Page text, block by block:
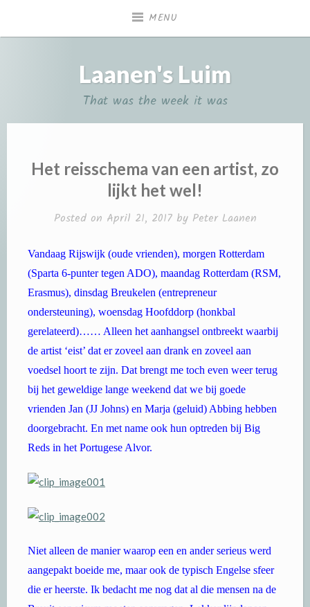
MENU
Laanen's Luim
That was the week it was
Het reisschema van een artist, zo
lijkt het wel!
Posted on April 21, 2017by Peter Laanen
Vandaag Rijswijk (oude vrienden), morgen Rotterdam
(Sparta 6-punter tegen ADO), maandag Rotterdam (RSM,
Erasmus), dinsdag Breukelen (entrepreneur
ondersteuning), woensdag Hoofddorp (honkbal
gerelateerd)…… Alleen het aanhangsel ontbreekt waarbij
de artist ‘eist’ dat er zoveel aan drank en zoveel aan
voedsel hoort te zijn. Dat brengt me toch even weer terug
bij het geweldige lange weekend dat we bij goede
vrienden Jan (JJ Johns) en Marja (geluid) Abbing hebben
doorgebracht. En met name ook hun optreden bij Big
Reds in het Portugese Alvor.
Niet alleen de manier waarop een en ander serieus werd
aangepakt boeide me, maar ook de typisch Engelse sfeer
die er heerste. Ik bedacht me nog dat al die mensen na de